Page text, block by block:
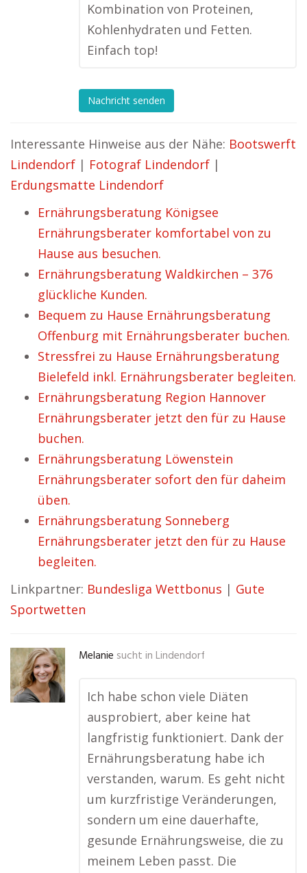
Kombination von Proteinen,
Kohlenhydraten und Fetten.
Einfach top!
Nachricht senden
Interessante Hinweise aus der Nähe: Bootswerft
Lindendorf | Fotograf Lindendorf |
Erdungsmatte Lindendorf
Ernährungsberatung Königsee
Ernährungsberater komfortabel von zu
Hause aus besuchen.
Ernährungsberatung Waldkirchen – 376
glückliche Kunden.
Bequem zu Hause Ernährungsberatung
Offenburg mit Ernährungsberater buchen.
Stressfrei zu Hause Ernährungsberatung
Bielefeld inkl. Ernährungsberater begleiten.
Ernährungsberatung Region Hannover
Ernährungsberater jetzt den für zu Hause
buchen.
Ernährungsberatung Löwenstein
Ernährungsberater sofort den für daheim
üben.
Ernährungsberatung Sonneberg
Ernährungsberater jetzt den für zu Hause
begleiten.
Linkpartner: Bundesliga Wettbonus | Gute
Sportwetten
Melanie sucht in Lindendorf
Ich habe schon viele Diäten
ausprobiert, aber keine hat
langfristig funktioniert. Dank der
Ernährungsberatung habe ich
verstanden, warum. Es geht nicht
um kurzfristige Veränderungen,
sondern um eine dauerhafte,
gesunde Ernährungsweise, die zu
meinem Leben passt. Die